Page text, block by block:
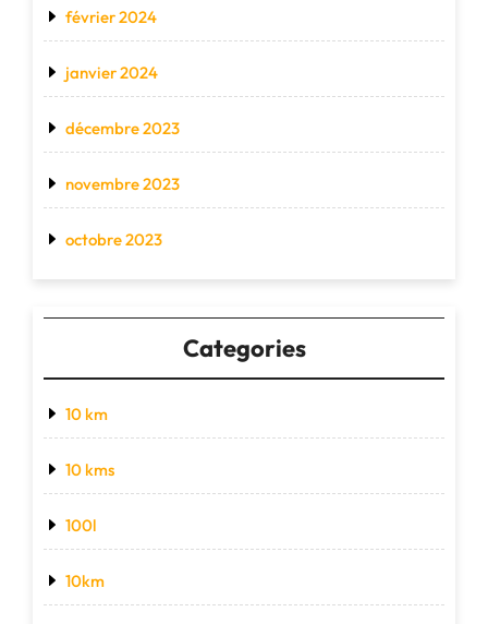
février 2024
janvier 2024
décembre 2023
novembre 2023
octobre 2023
Categories
10 km
10 kms
100l
10km